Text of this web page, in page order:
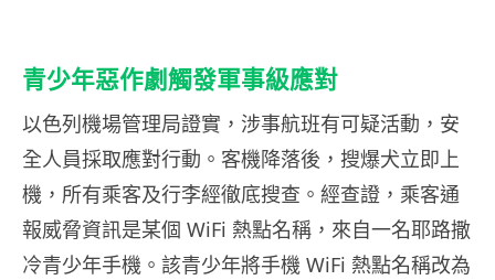
青少年惡作劇觸發軍事級應對
以色列機場管理局證實，涉事航班有可疑活動，安
全人員採取應對行動。客機降落後，搜爆犬立即上
機，所有乘客及行李經徹底搜查。經查證，乘客通
報威脅資訊是某個 WiFi 熱點名稱，來自一名耶路撒
冷青少年手機。該青少年將手機 WiFi 熱點名稱改為